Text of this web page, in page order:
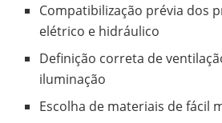
Compatibilização prévia dos
elétrico e hidráulico
Definição correta de
iluminação
Escolha de materiais de fácil